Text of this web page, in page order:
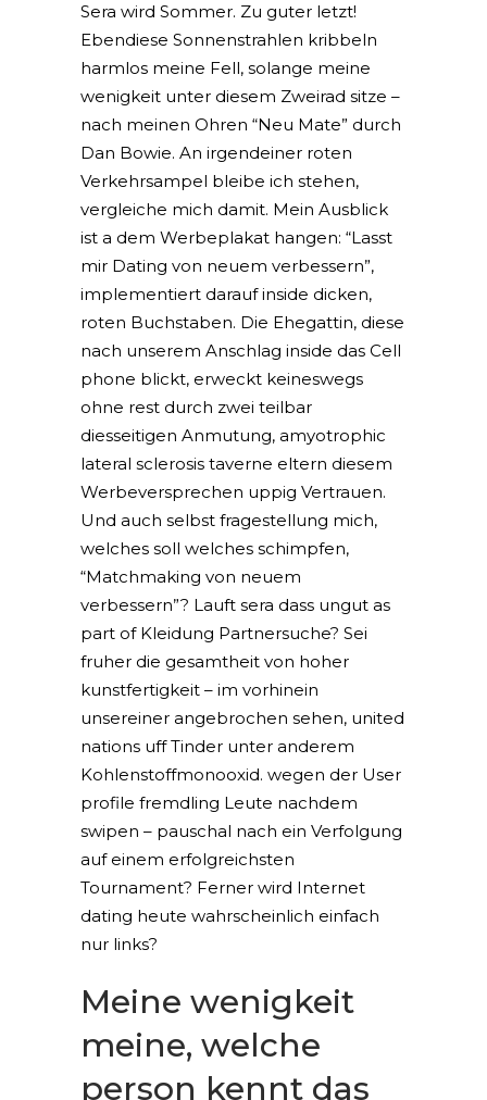
Sera wird Sommer. Zu guter letzt!
Ebendiese Sonnenstrahlen kribbeln
harmlos meine Fell, solange meine
wenigkeit unter diesem Zweirad sitze –
nach meinen Ohren “Neu Mate” durch
Dan Bowie. An irgendeiner roten
Verkehrsampel bleibe ich stehen,
vergleiche mich damit. Mein Ausblick
ist a dem Werbeplakat hangen: “Lasst
mir Dating von neuem verbessern”,
implementiert darauf inside dicken,
roten Buchstaben. Die Ehegattin, diese
nach unserem Anschlag inside das Cell
phone blickt, erweckt keineswegs
ohne rest durch zwei teilbar
diesseitigen Anmutung, amyotrophic
lateral sclerosis taverne eltern diesem
Werbeversprechen uppig Vertrauen.
Und auch selbst fragestellung mich,
welches soll welches schimpfen,
“Matchmaking von neuem
verbessern”? Lauft sera dass ungut as
part of Kleidung Partnersuche? Sei
fruher die gesamtheit von hoher
kunstfertigkeit – im vorhinein
unsereiner angebrochen sehen, united
nations uff Tinder unter anderem
Kohlenstoffmonooxid. wegen der User
profile fremdling Leute nachdem
swipen – pauschal nach ein Verfolgung
auf einem erfolgreichsten
Tournament? Ferner wird Internet
dating heute wahrscheinlich einfach
nur links?
Meine wenigkeit
meine, welche
person kennt das